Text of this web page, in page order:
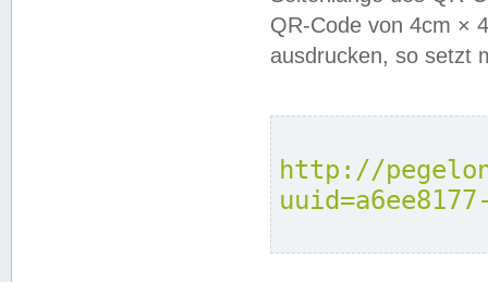
QR-Code von 4cm ×
ausdrucken, so setzt
http://